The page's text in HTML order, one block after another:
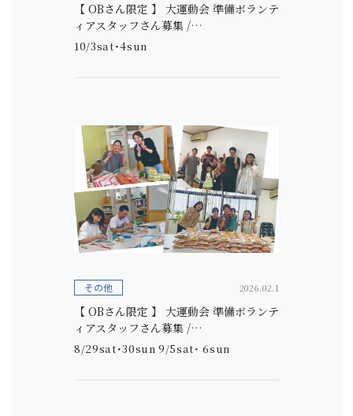
【 OBさん限定 】 大運動会 準備ボランテ
ィアスタッフさん募集 /…
10/3sat･4sun
その他 2026.02.1
【 OBさん限定 】 大運動会 準備ボランテ
ィアスタッフさん募集 /…
8/29sat･30sun 9/5sat･ 6sun